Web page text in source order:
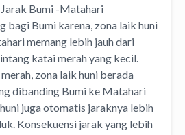
Bumi -Matahari
bagi Bumi karena, zona laik huni
memang lebih jauh dari
katai merah yang kecil.
zona laik huni berada
dibanding Bumi ke Matahari
juga otomatis jaraknya lebih
Konsekuensi jarak yang lebih